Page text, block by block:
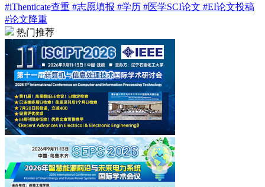
#iThenticate查重 #志愿填报 #学历 #医学SCI论文 #EI论文投稿
#论文降重
热门推荐